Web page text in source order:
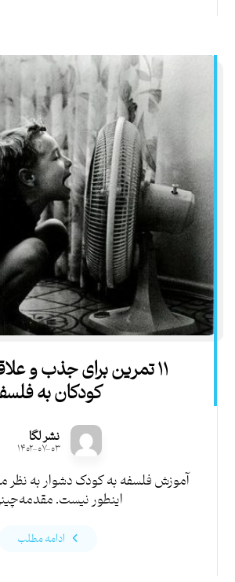
۱۱ تمرین برای جذب و
کودکان به
نشر لگا
۱۴۰۲-۰۷-۰۳
آموزش فلسفه به کودک دشوار به نظر
اینطور نیست.
ادامه مطلب